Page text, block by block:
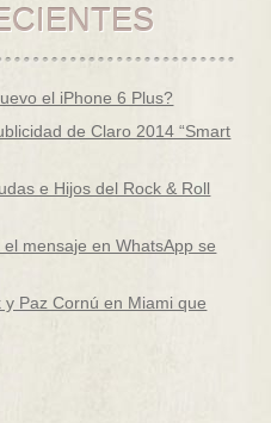
el iPhone 6 Plus?
de Claro 2014 “Smart
e Hijos del Rock & Roll
mensaje en WhatsApp se
y Paz Cornú en Miami que